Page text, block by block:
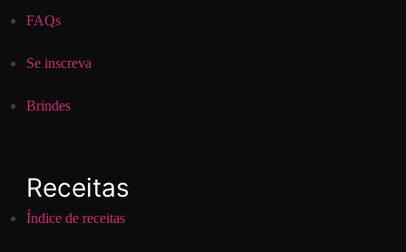
FAQs
Se inscreva
Brindes
Receitas
Índice de receitas